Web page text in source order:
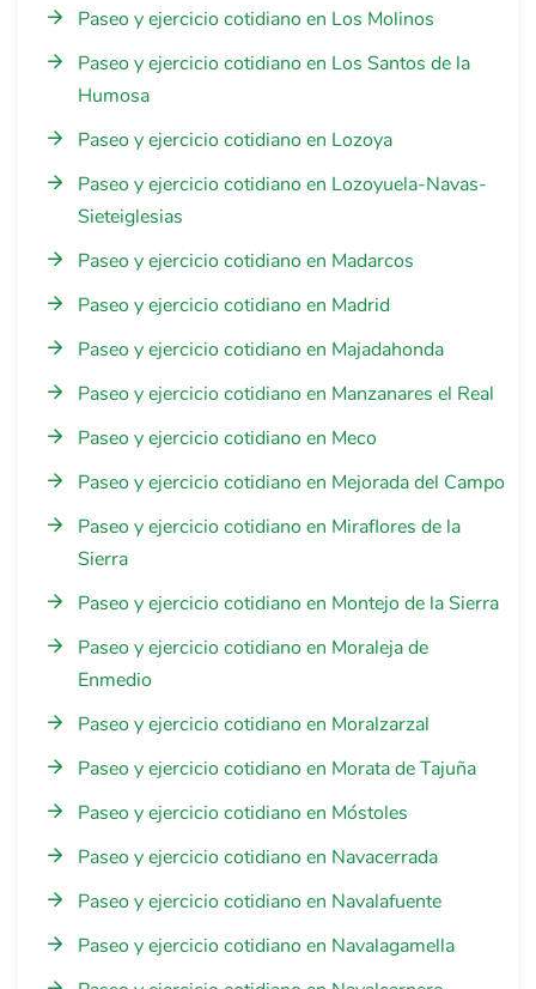
Paseo y ejercicio cotidiano en Los Molinos
Paseo y ejercicio cotidiano en Los Santos de la
Humosa
Paseo y ejercicio cotidiano en Lozoya
Paseo y ejercicio cotidiano en Lozoyuela-Navas-
Sieteiglesias
Paseo y ejercicio cotidiano en Madarcos
Paseo y ejercicio cotidiano en Madrid
Paseo y ejercicio cotidiano en Majadahonda
Paseo y ejercicio cotidiano en Manzanares el Real
Paseo y ejercicio cotidiano en Meco
Paseo y ejercicio cotidiano en Mejorada del Campo
Paseo y ejercicio cotidiano en Miraflores de la
Sierra
Paseo y ejercicio cotidiano en Montejo de la Sierra
Paseo y ejercicio cotidiano en Moraleja de
Enmedio
Paseo y ejercicio cotidiano en Moralzarzal
Paseo y ejercicio cotidiano en Morata de Tajuña
Paseo y ejercicio cotidiano en Móstoles
Paseo y ejercicio cotidiano en Navacerrada
Paseo y ejercicio cotidiano en Navalafuente
Paseo y ejercicio cotidiano en Navalagamella